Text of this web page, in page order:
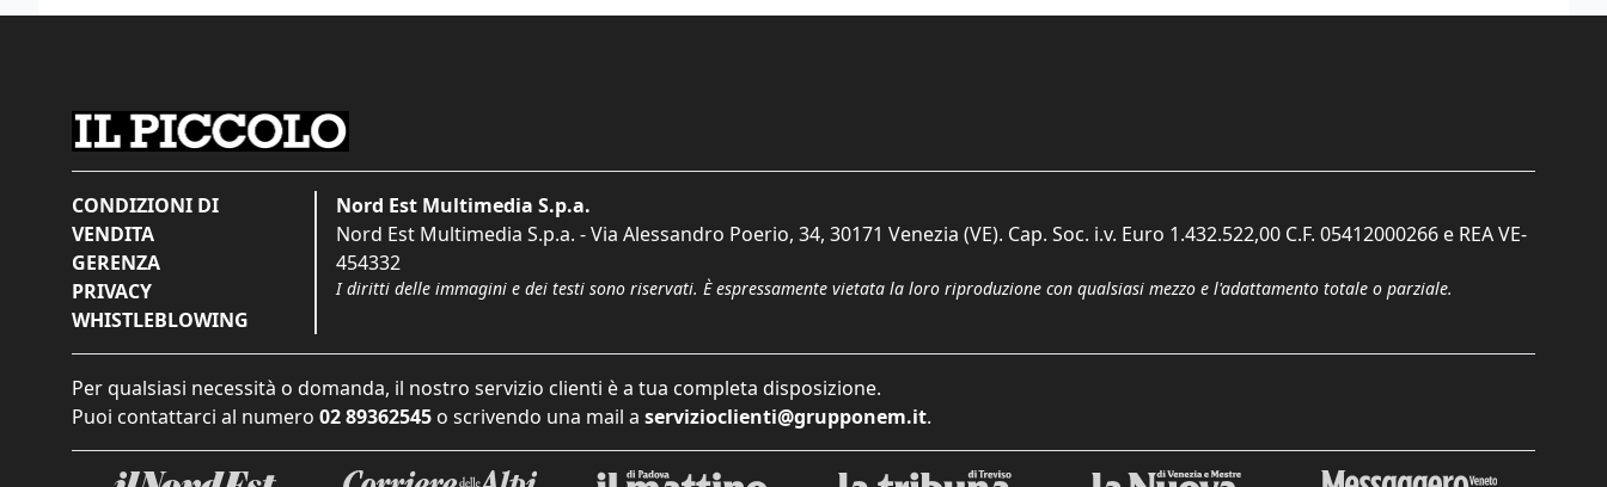
CONDIZIONI DI
VENDITA
GERENZA
PRIVACY
WHISTLEBLOWING
Nord Est Multimedia S.p.a.
Nord Est Multimedia S.p.a. - Via Alessandro Poerio, 34, 30171 Venezia (VE). Cap. Soc. i.v. Euro 1.432.522,00 C.F. 05412000266 e REA VE-
454332
I diritti delle immagini e dei testi sono riservati. È espressamente vietata la loro riproduzione con qualsiasi mezzo e l'adattamento totale o parziale.
Per qualsiasi necessità o domanda, il nostro servizio clienti è a tua completa disposizione.
Puoi contattarci al numero 02 89362545 o scrivendo una mail a servizioclienti@grupponem.it.